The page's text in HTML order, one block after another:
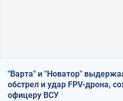
"Варта" и "Новатор"
обстрел и удар FPV-дрона,
офицеру ВСУ